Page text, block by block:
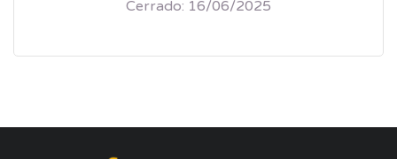
Cerrado: 16/06/2025